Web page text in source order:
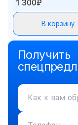
1 300₽
В корзину
Получить